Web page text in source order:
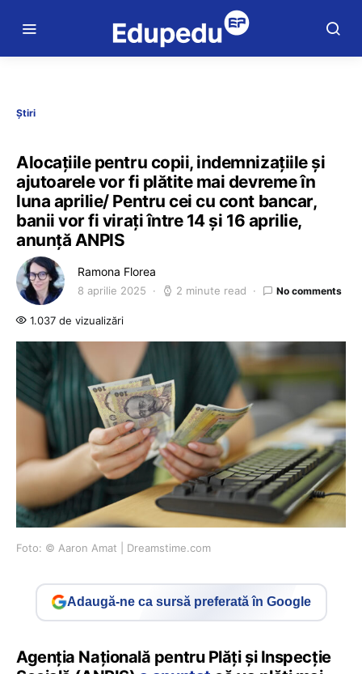
Știri
Alocațiile pentru copii, indemnizațiile și
ajutoarele vor fi plătite mai devreme în
luna aprilie/ Pentru cei cu cont bancar,
banii vor fi virați între 14 și 16 aprilie,
anunță ANPIS
Ramona Florea
8 aprilie 2025 2 minute read No comments
1.037 de vizualizări
Foto: © Aaron Amat | Dreamstime.com
Adaugă-ne ca sursă preferată în Google
Agenția Națională pentru Plăți și Inspecție